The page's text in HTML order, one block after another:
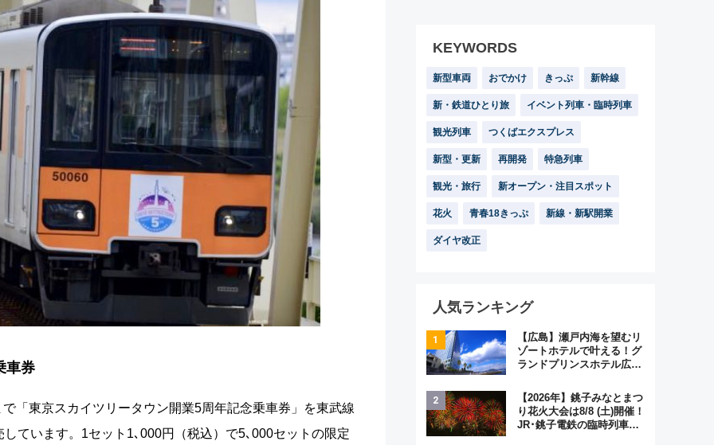
車券
「東京スカイツリータウン開業5周年記念乗車券」を東武線
ています。1セット1､000円（税込）で5､000セットの限定
KEYWORDS
新型車両 おでかけ きっぷ 新幹線
新・鉄道ひとり旅 イベント列車・臨時列車
観光列車 つくばエクスプレス
新型・更新 再開発 特急列車
観光・旅行 新オープン・注目スポット
花火 青春18きっぷ 新線・新駅開業
ダイヤ改正
人気ランキング
【広島】瀬戸内海を望むリ
ゾートホテルで叶える！グ
ランドプリンスホテル広島
ジュアルパーティープラン
【2026年】銚子みなとまつ
り花火大会は8/8 (土)開催！
JR･銚子電鉄の臨時列車や